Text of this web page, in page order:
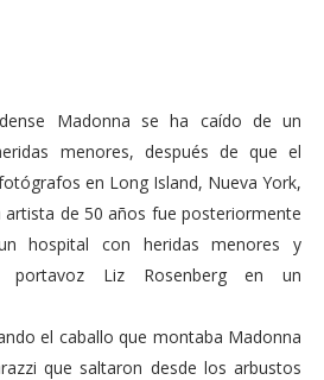
Madonna se ha caído de un
menores, después de que el
en Long Island, Nueva York,
de 50 años fue posteriormente
hospital con heridas menores y
portavoz Liz Rosenberg en un
el caballo que montaba Madonna
que saltaron desde los arbustos